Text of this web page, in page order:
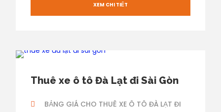
XEM CHI TIẾT
Thuê xe ô tô Đà Lạt đi Sài Gòn
BẢNG GIÁ CHO THUÊ XE Ô TÔ ĐÀ LẠT ĐI